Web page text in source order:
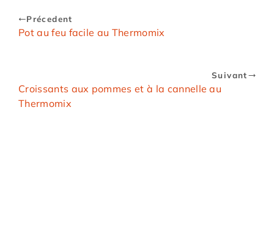
Précedent
Pot au feu facile au Thermomix
Suivant
Croissants aux pommes et à la cannelle au
Thermomix